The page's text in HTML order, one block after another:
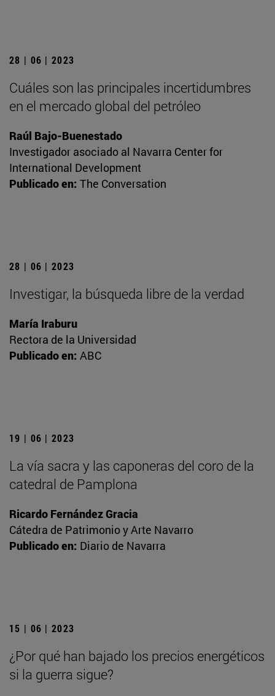
28 | 06 | 2023
Cuáles son las principales incertidumbres
en el mercado global del petróleo
Raúl Bajo-Buenestado
Investigador asociado al Navarra Center for
International Development
Publicado en: The Conversation
28 | 06 | 2023
Investigar, la búsqueda libre de la verdad
María Iraburu
Rectora de la Universidad
Publicado en: ABC
19 | 06 | 2023
La vía sacra y las caponeras del coro de la
catedral de Pamplona
Ricardo Fernández Gracia
Cátedra de Patrimonio y Arte Navarro
Publicado en: Diario de Navarra
15 | 06 | 2023
¿Por qué han bajado los precios energéticos
si la guerra sigue?